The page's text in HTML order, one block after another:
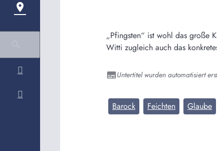
„Pfingsten“ ist wohl das große
Witti zugleich auch das
Untertitel wurden automatisiert
Barock Feichten Glaube